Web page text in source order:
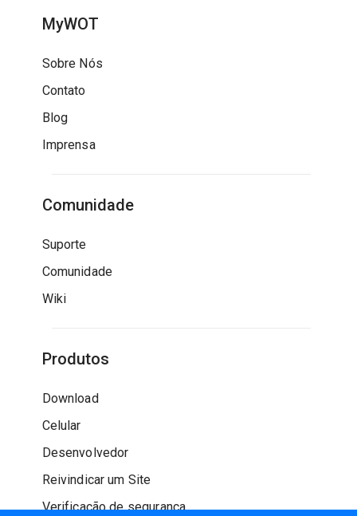
MyWOT
Sobre Nós
Contato
Blog
Imprensa
Comunidade
Suporte
Comunidade
Wiki
Produtos
Download
Celular
Desenvolvedor
Reivindicar um Site
Verificação de segurança